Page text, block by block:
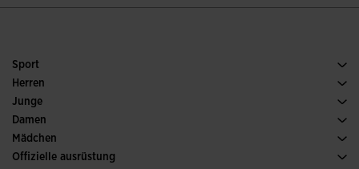
Sport
Running
Fussball
Padel
Trailrunning
Herren
Schuh Herren
Sport
Junge
Alle Jungenbekleidung anzeigen
Damen
Schuh Damen
Sport
Mädchen
Alle Mädchenkleidung anzeigen
Offizielle ausrüstung